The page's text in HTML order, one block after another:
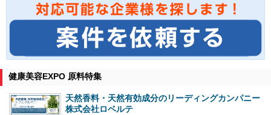
健康美容EXPO 原料特集
天然香料・天然有効成分のリーディングカンパニー
株式会社ロベルテ